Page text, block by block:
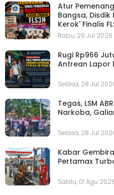
Atur
Bangsa,
Kerok' Finalis
Rabu, 29 Jul 2026
Rugi Rp966
Antrean Lapor
Selasa, 28 Jul
Tegas, LSM
Narkoba,
Selasa, 28 Jul
Kabar
Pertamax
Sabtu, 01 Agu 2026